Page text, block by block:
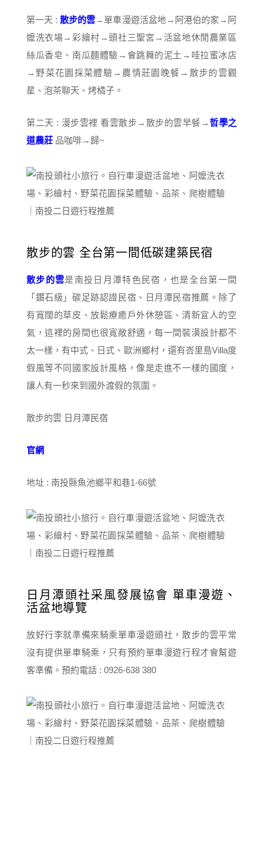
第一天 :散步的雲→單車漫遊活盆地→阿港伯的家→阿
嬤洗衣場→彩繪村→頭社三聖宮→活盆地休閒農業區
絲瓜香皂、南瓜麵體驗→會跳舞的泥土→哇拉蜜冰店
→野菜花園採菜體驗→農情莊園晚餐→散步的雲觀
星、泡茶聊天、烤橘子。
第二天 : 漫步雲裡 看雲散步→散步的雲早餐→哲學之
道農莊 品咖啡→歸~
散步的雲 全台第一間低碳建築民宿
散步的雲是南投日月潭特色民宿，也是全台第一間
「鑽石級」碳足跡認證民宿、日月潭民宿推薦。除了
有寬闊的草皮、放鬆療癒戶外休憩區、清新宜人的空
氣，這裡的房間也很寬敞舒適，每一間裝潢設計都不
太一樣，有中式、日式、歐洲鄉村，還有峇里島Villa度
假風等不同國家設計風格，像是走進不一樣的國度，
讓人有一秒來到國外渡假的氛圍。
散步的雲 日月潭民宿
官網
地址 : 南投縣魚池鄉平和巷1-66號
日月潭頭社采風發展協會 單車漫遊、
活盆地導覽
放好行李就準備來騎乘單車漫遊頭社，散步的雲平常
沒有提供單車騎乘，只有預約單車漫遊行程才會幫遊
客準備。預約電話 : 0926-638 380